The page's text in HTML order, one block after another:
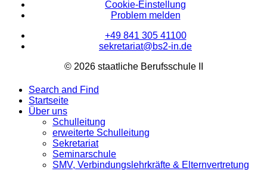
Cookie-Einstellung
Problem melden
+49 841 305 41100
sekretariat@bs2-in.de
© 2026 staatliche Berufsschule II
Search and Find
Startseite
Über uns
Schulleitung
erweiterte Schulleitung
Sekretariat
Seminarschule
SMV, Verbindungslehrkräfte & Elternvertretung